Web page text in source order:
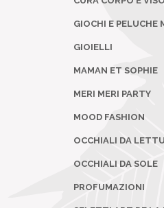
GIOCHI E PELUCHE
GIOIELLI
MAMAN ET SOPHIE
MERI MERI PARTY
MOOD FASHION
OCCHIALI DA
OCCHIALI DA SOLE
PROFUMAZIONI